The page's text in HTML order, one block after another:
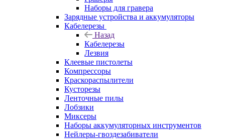
Наборы для гравера
Зарядные устройства и аккумуляторы
Кабелерезы
Назад
Кабелерезы
Лезвия
Клеевые пистолеты
Компрессоры
Краскораспылители
Кусторезы
Ленточные пилы
Лобзики
Миксеры
Наборы аккумуляторных инструментов
Нейлеры-гвоздезабиватели